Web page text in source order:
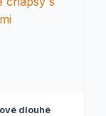
dlouhé